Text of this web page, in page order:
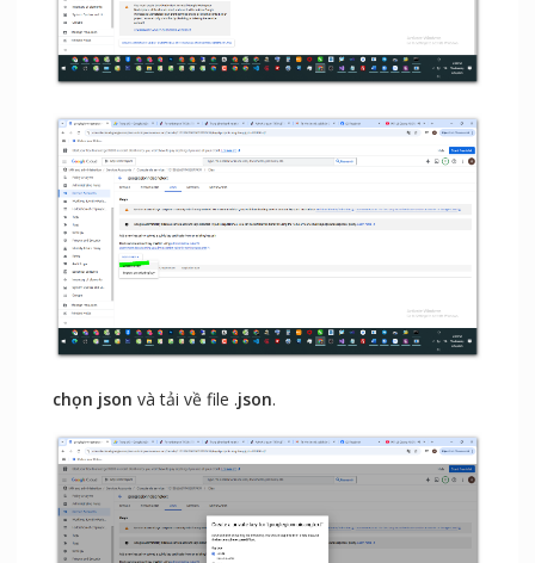
chọn json và tải về file .json.